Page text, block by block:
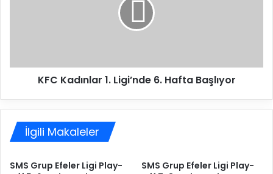
k
i
i
l
L
i
i
KFC Kadınlar 1. Ligi’nde 6. Hafta Başlıyor
İlgili Makaleler
SMS Grup Efeler Ligi Play-
SMS Grup Efeler Ligi Play-